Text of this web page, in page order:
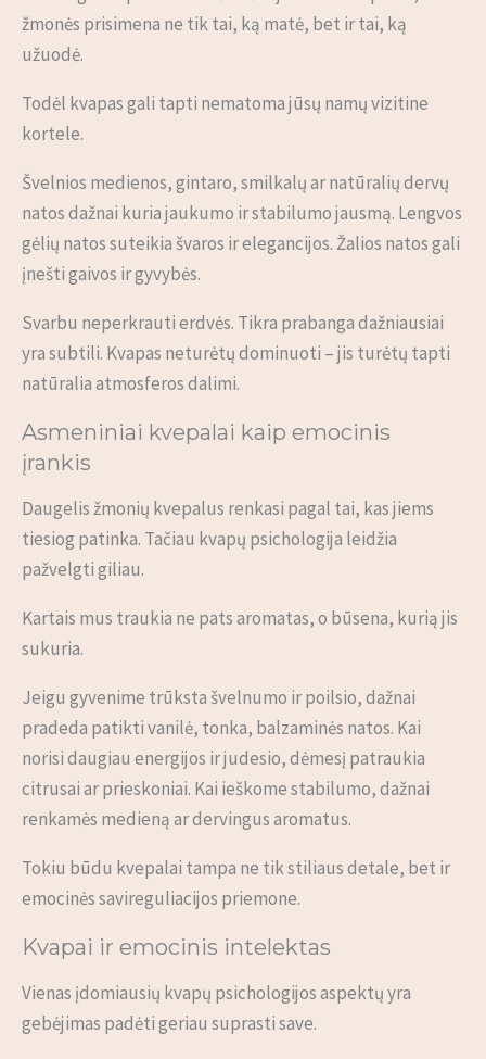
žmonės prisimena ne tik tai, ką matė, bet ir tai, ką
užuodė.
Todėl kvapas gali tapti nematoma jūsų namų vizitine
kortele.
Švelnios medienos, gintaro, smilkalų ar natūralių dervų
natos dažnai kuria jaukumo ir stabilumo jausmą. Lengvos
gėlių natos suteikia švaros ir elegancijos. Žalios natos gali
įnešti gaivos ir gyvybės.
Svarbu neperkrauti erdvės. Tikra prabanga dažniausiai
yra subtili. Kvapas neturėtų dominuoti – jis turėtų tapti
natūralia atmosferos dalimi.
Asmeniniai kvepalai kaip emocinis
įrankis
Daugelis žmonių kvepalus renkasi pagal tai, kas jiems
tiesiog patinka. Tačiau kvapų psichologija leidžia
pažvelgti giliau.
Kartais mus traukia ne pats aromatas, o būsena, kurią jis
sukuria.
Jeigu gyvenime trūksta švelnumo ir poilsio, dažnai
pradeda patikti vanilė, tonka, balzaminės natos. Kai
norisi daugiau energijos ir judesio, dėmesį patraukia
citrusai ar prieskoniai. Kai ieškome stabilumo, dažnai
renkamės medieną ar dervingus aromatus.
Tokiu būdu kvepalai tampa ne tik stiliaus detale, bet ir
emocinės savireguliacijos priemone.
Kvapai ir emocinis intelektas
Vienas įdomiausių kvapų psichologijos aspektų yra
gebėjimas padėti geriau suprasti save.